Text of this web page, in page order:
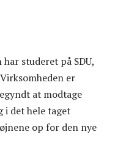
studeret på SDU,
er
at modtage
i det hele taget
op for den nye